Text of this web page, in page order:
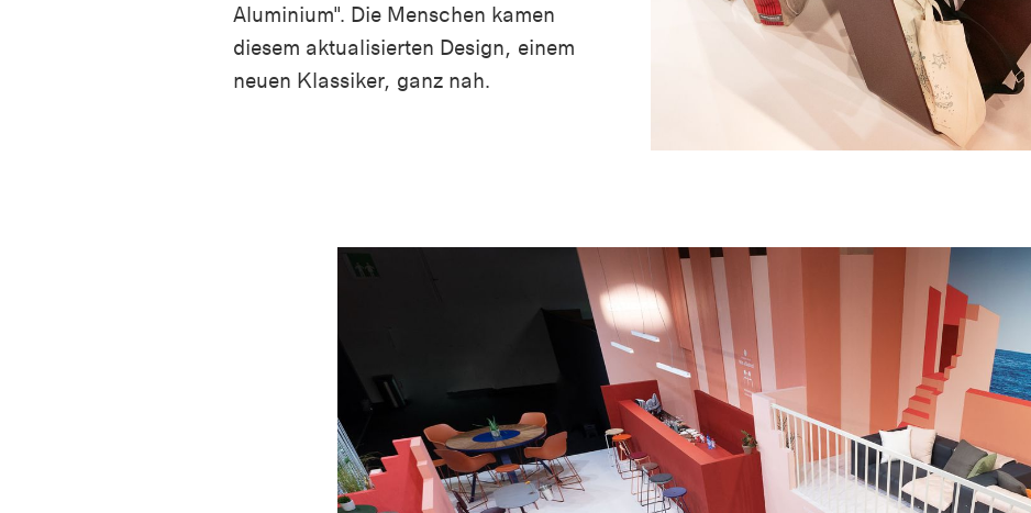
Aluminium". Die Menschen kamen
diesem aktualisierten Design, einem
neuen Klassiker, ganz nah.